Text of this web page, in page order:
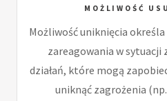
MOŻLIWOŚĆ
Możliwość uniknięcia
zareagowania w sytuacji
działań, które mogą
uniknąć zagrożenia